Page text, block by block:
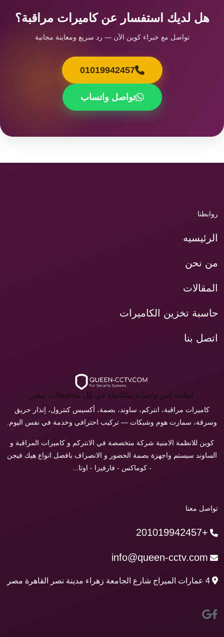
هل لديك استفسار عن كاميرات مراقبة؟
تواصل مع خبراء كوين الآن — رد سريع ومعاينة مجانية
01019942457
تواصل واتساب
روابطنا
الرئيسيه
من نحن
المقالات
حاسبة تخزين الكاميرات
اتصل بنا
أنظمة أمن وحماية متكاملة في كل محافظات مصر
كاميرات مراقبة، انتركم، ساوند، بصمة، أكسيس كنترول، إنذار حريق
وسرقة، سمارت هوم وشبكات — تركيب احترافي وخدمة في نفس اليوم.
كوين للانظمة الامنية شركة متخصصة في الانتركم و كاميرات المراقبة و
الساوند سيستم واجهزة بصمة الحضور و الانصراف بافضل انواع هيك فيجن
- كوماكس - فارفيزا - اوتا...
تواصل معنا
+201019942457
info@queen-cctv.com
4 عمارات الميراج شارع الجامعة زهراء مدينة نصر القاهرة مصر